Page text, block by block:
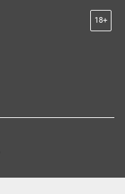
18+